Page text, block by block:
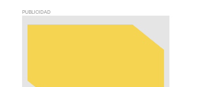
PUBLICIDAD